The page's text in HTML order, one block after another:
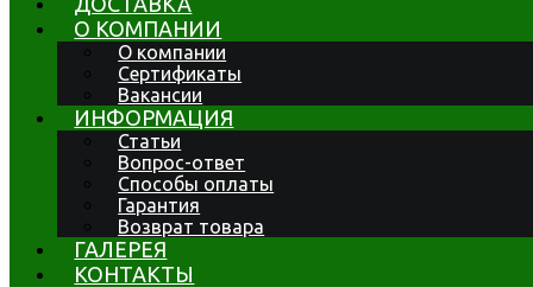
О КОМПАНИИ
О компании
Сертификаты
Вакансии
ИНФОРМАЦИЯ
Статьи
Вопрос-ответ
Способы оплаты
Гарантия
Возврат товара
ГАЛЕРЕЯ
КОНТАКТЫ